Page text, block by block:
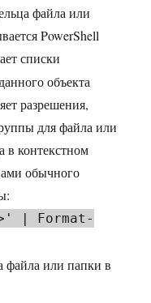
файла или
PowerShell
списки
объекта
разрешения,
для файла или
в контекстном
обычного
| Format-
файла или папки в